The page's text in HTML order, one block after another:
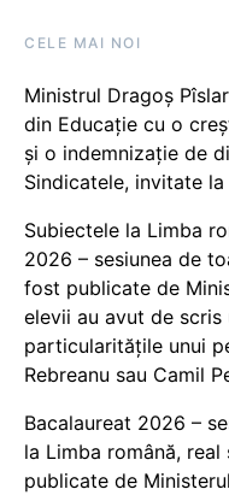
CELE MAI NOI
Ministrul Dragoș
din Educație cu o
și o indemnizație de
Sindicatele, invitate
Subiectele la Limba
2026 – sesiunea de
fost publicate de
elevii au avut de scris
particularitățile unui
Rebreanu sau Camil
Bacalaureat 2026 –
la Limba română,
publicate de